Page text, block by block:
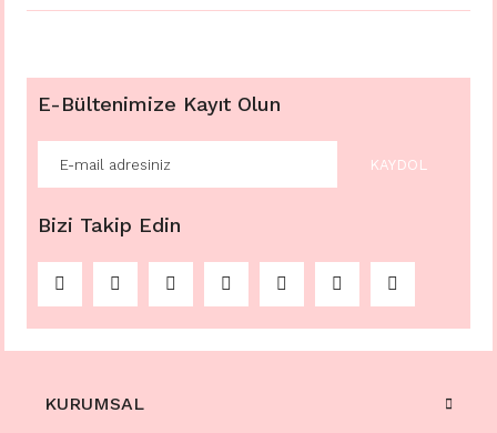
E-Bültenimize Kayıt Olun
KAYDOL
Bizi Takip Edin
KURUMSAL